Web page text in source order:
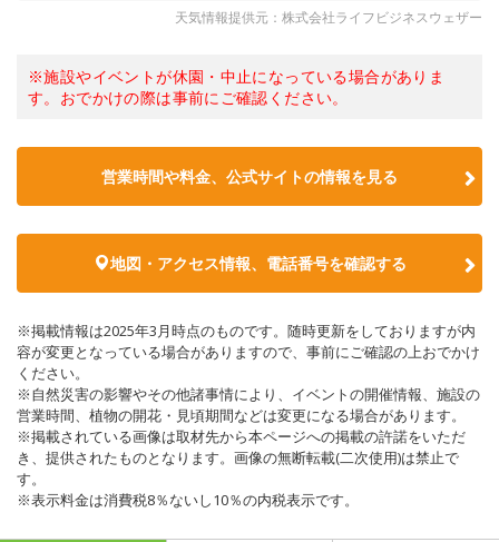
天気情報提供元：株式会社ライフビジネスウェザー
※施設やイベントが休園・中止になっている場合がありま
す。おでかけの際は事前にご確認ください。
営業時間や料金、公式サイトの情報を見る
地図・アクセス情報、電話番号を確認する
※掲載情報は2025年3月時点のものです。随時更新をしておりますが内
容が変更となっている場合がありますので、事前にご確認の上おでかけ
ください。
※自然災害の影響やその他諸事情により、イベントの開催情報、施設の
営業時間、植物の開花・見頃期間などは変更になる場合があります。
※掲載されている画像は取材先から本ページへの掲載の許諾をいただ
き、提供されたものとなります。画像の無断転載(二次使用)は禁止で
す。
※表示料金は消費税8％ないし10％の内税表示です。